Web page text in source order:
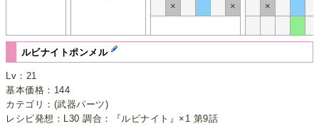
×
× ×
ルビナイトポンメル
Lv：21
基本価格：144
カテゴリ：(武器パーツ)
レシピ発想：L30 調合：『ルビナイト』×1 第9話